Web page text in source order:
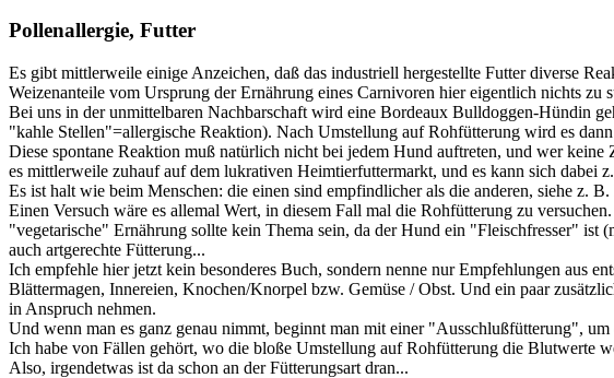
Pollenallergie, Futter
Es gibt mittlerweile einige Anzeichen, daß das industriell hergestellte Futter diverse
Weizenanteile vom Ursprung der Ernährung eines Carnivoren hier eigentlich nichts
Bei uns in der unmittelbaren Nachbarschaft wird eine Bordeaux Bulldoggen-Hündin
"kahle Stellen"=allergische Reaktion). Nach Umstellung auf Rohfütterung wird es dann
Diese spontane Reaktion muß natürlich nicht bei jedem Hund auftreten, und wer
es mittlerweile zuhauf auf dem lukrativen Heimtierfuttermarkt, und es kann sich dabei
Es ist halt wie beim Menschen: die einen sind empfindlicher als die anderen, siehe z.
Einen Versuch wäre es allemal Wert, in diesem Fall mal die Rohfütterung zu
"vegetarische" Ernährung sollte kein Thema sein, da der Hund ein "Fleischfresser"
auch artgerechte Fütterung...
Ich empfehle hier jetzt kein besonderes Buch, sondern nenne nur Empfehlungen aus
Blättermagen, Innereien, Knochen/Knorpel bzw. Gemüse / Obst. Und ein paar
in Anspruch nehmen.
Und wenn man es ganz genau nimmt, beginnt man mit einer "Ausschlußfütterung",
Ich habe von Fällen gehört, wo die bloße Umstellung auf Rohfütterung die Blutwerte
Also, irgendetwas ist da schon an der Fütterungsart dran...